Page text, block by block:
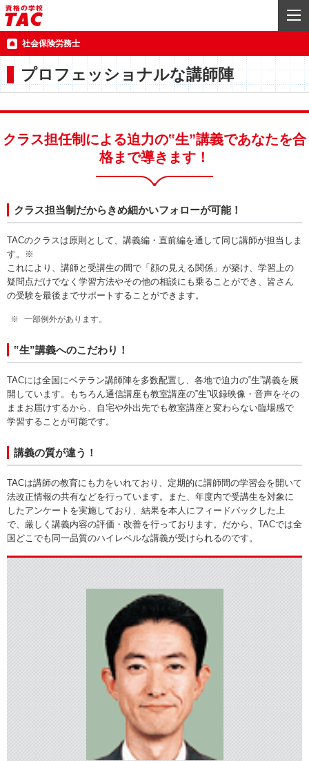
社会保険労務士
プロフェッショナルな講師陣
クラス担任制による迫力の‟生”講義であなたを合
格まで導きます！
クラス担当制だからきめ細かいフォローが可能！
TACのクラスは原則として、講義編・直前編を通して同じ講師が担当しま
す。※
これにより、講師と受講生の間で「顔の見える関係」が築け、学習上の
疑問点だけでなく学習方法やその他の相談にも乗ることができ、皆さん
の受験を最後までサポートすることができます。
一部例外があります。
‟生”講義へのこだわり！
TACには全国にベテラン講師陣を多数配置し、各地で迫力の‟生”講義を展
開しています。もちろん通信講座も教室講座の‟生”収録映像・音声をその
ままお届けするから、自宅や外出先でも教室講座と変わらない臨場感で
学習することが可能です。
講義の質が違う！
TACは講師の教育にも力をいれており、定期的に講師間の学習会を開いて
法改正情報の共有などを行っています。また、年度内で受講生を対象に
したアンケートを実施しており、結果を本人にフィードバックした上
で、厳しく講義内容の評価・改善を行っております。だから、TACでは全
国どこでも同一品質のハイレベルな講義が受けられるのです。